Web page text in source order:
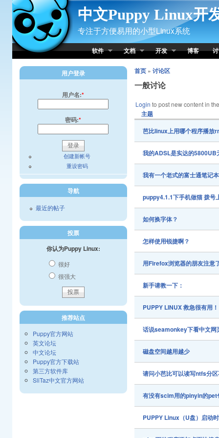
Skip to Content
中文Puppy Linux开
专注于方便易用的小型Linux系统
软件 文档 开发 博客
首页» 讨论区
一般讨论
Login to post new content in
主题
芭比linux上用哪个程序播放
我的ADSL是实达的5800UB
我有一个老式的富士通笔记
puppy4.1.1下手机做猫 拨号
如何换字体？
怎样使用锐捷啊？
用Firefox浏览器的朋友注意
新手请教一下：
PUPPY LINUX 救急很有用
话说seamonkey下看中文网
磁盘空间越用越少
请问小芭比可以读写ntfs分
有没有scim用的pinyin的pet
PUPPY Linux（U盘）启动
用户登录
用户名:*
密码:*
创建新帐号
重设密码
导航
最近的帖子
投票
你认为Puppy Linux:
很好
很强大
推荐站点
Puppy官方网站
英文论坛
中文论坛
Puppy官方下载站
第三方软件库
SliTaz中文官方网站